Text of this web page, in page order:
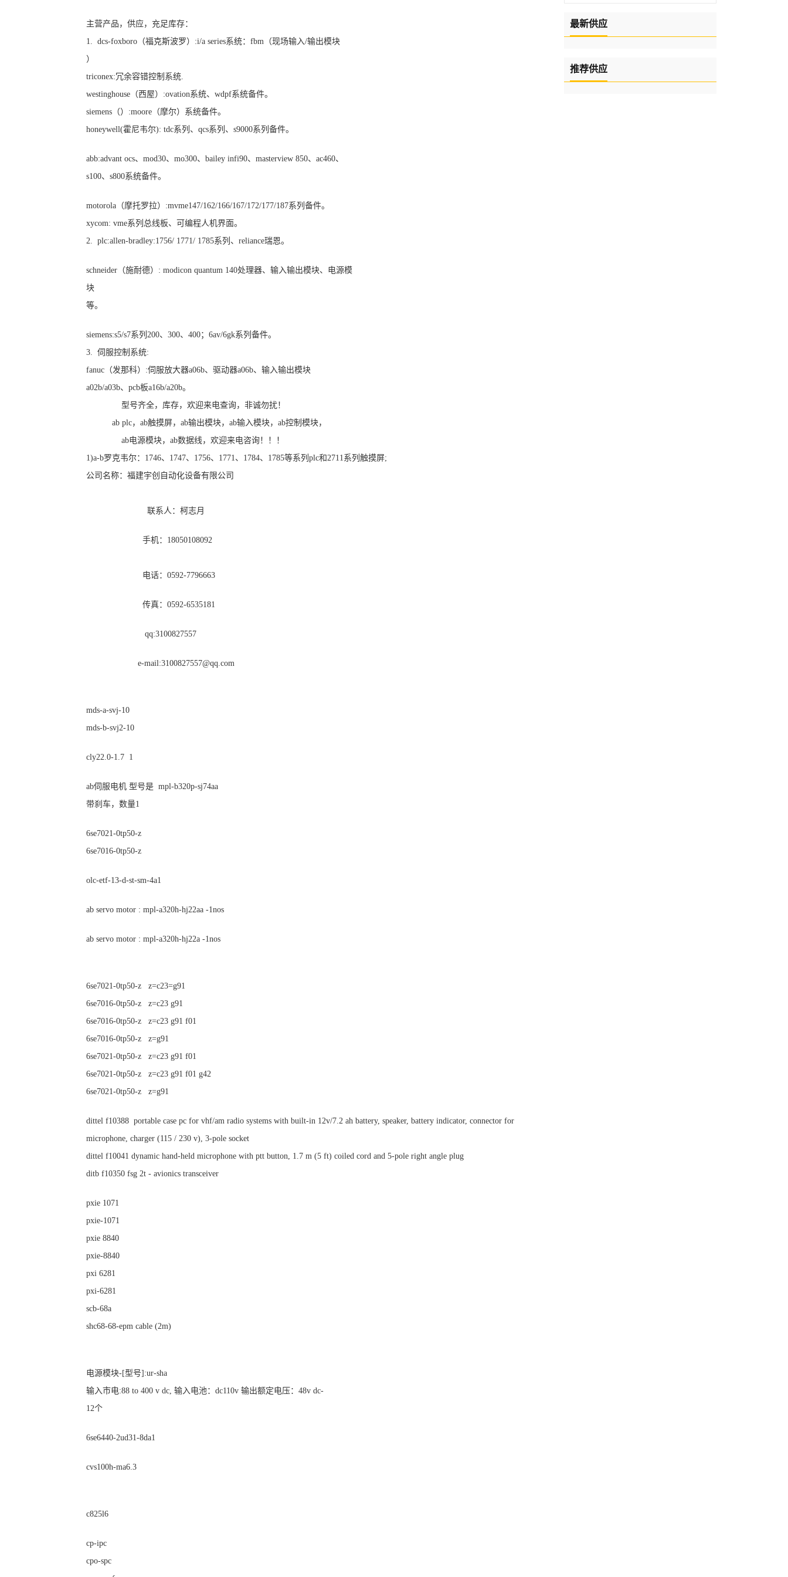
主营产品，供应，充足库存：
1. dcs-foxboro（福克斯波罗）:i/a series系统：fbm（现场输入/输出模块
）
triconex:冗余容错控制系统.
westinghouse（西屋）:ovation系统、wdpf系统备件。
siemens（）:moore（摩尔）系统备件。
honeywell(霍尼韦尔): tdc系列、qcs系列、s9000系列备件。
abb:advant ocs、mod30、mo300、bailey infi90、masterview 850、ac460、
s100、s800系统备件。
motorola（摩托罗拉）:mvme147/162/166/167/172/177/187系列备件。
xycom: vme系列总线板、可编程人机界面。
2. plc:allen-bradley:1756/ 1771/ 1785系列、reliance瑞恩。
schneider（施耐德）: modicon quantum 140处理器、输入输出模块、电源模
块
等。
siemens:s5/s7系列200、300、400；6av/6gk系列备件。
3. 伺服控制系统:
fanuc（发那科）:伺服放大器a06b、驱动器a06b、输入输出模块
a02b/a03b、pcb板a16b/a20b。
型号齐全，库存，欢迎来电查询，非诚勿扰！
ab plc，ab触摸屏，ab输出模块，ab输入模块，ab控制模块，
ab电源模块，ab数据线，欢迎来电咨询！！！
1)a-b罗克韦尔：1746、1747、1756、1771、1784、1785等系列plc和2711系列触摸屏;
公司名称：福建宇创自动化设备有限公司
联系人：柯志月
手机：18050108092
电话：0592-7796663
传真：0592-6535181
qq:3100827557
e-mail:3100827557@qq.com
mds-a-svj-10
mds-b-svj2-10
cly22.0-1.7 1
ab伺服电机 型号是 mpl-b320p-sj74aa
带刹车，数量1
6se7021-0tp50-z
6se7016-0tp50-z
olc-etf-13-d-st-sm-4a1
ab servo motor : mpl-a320h-hj22aa -1nos
ab servo motor : mpl-a320h-hj22a -1nos
6se7021-0tp50-z z=c23=g91
6se7016-0tp50-z z=c23 g91
6se7016-0tp50-z z=c23 g91 f01
6se7016-0tp50-z z=g91
6se7021-0tp50-z z=c23 g91 f01
6se7021-0tp50-z z=c23 g91 f01 g42
6se7021-0tp50-z z=g91
dittel f10388 portable case pc for vhf/am radio systems with built-in 12v/7.2 ah battery, speaker, battery indicator, connector for
microphone, charger (115 / 230 v), 3-pole socket
dittel f10041 dynamic hand-held microphone with ptt button, 1.7 m (5 ft) coiled cord and 5-pole right angle plug
ditb f10350 fsg 2t - avionics transceiver
pxie 1071
pxie-1071
pxie 8840
pxie-8840
pxi 6281
pxi-6281
scb-68a
shc68-68-epm cable (2m)
电源模块-[型号]:ur-sha
输入市电:88 to 400 v dc, 输入电池：dc110v 输出额定电压：48v dc-
12个
6se6440-2ud31-8da1
cvs100h-ma6.3
c825l6
cp-ipc
cpo-spc
最新供应
推荐供应